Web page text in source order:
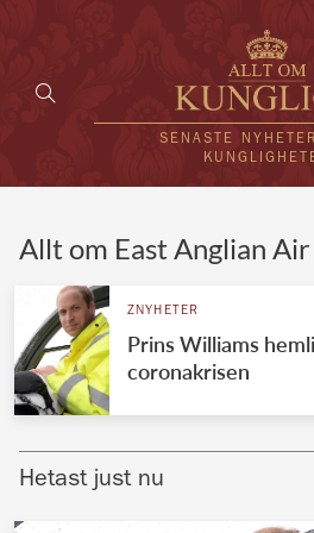
SENASTE
VÄRLDENS
Brittiska
Allt om East Anglian
ZNYHETER
Prins Williams
coronakrisen
Hetast just nu